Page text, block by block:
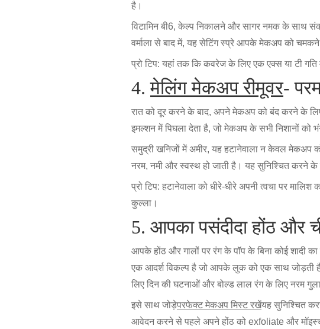
है।
विटामिन बी6, केल्प निकालने और सागर नमक के साथ
वर्माला से बाद में, यह सेटिंग स्प्रे आपके मेकअप को
प्रो टिप: यहां तक कि कवरेज के लिए एक एक्स या टी
4.मेलिंग मेकअप रीमूवर-
रात को दूर करने के बाद, अपने मेकअप को बंद करने के
इमल्शन में पिघला देता है, जो मेकअप के सभी निशानों को
समुद्री खनिजों में अमीर, यह हटानेवाला न केवल मेकअप
नरम, नमी और स्वस्थ हो जाती है। यह सुनिश्चित करने
प्रो टिप: हटानेवाला को धीरे-धीरे अपनी त्वचा पर
कुल्ला।
5. आपका पसंदीदा होंठ और
आपके होंठ और गालों पर रंग के पॉप के बिना कोई शादी
एक आदर्श विकल्प है जो आपके लुक को एक साथ जोड़ती
लिए दिन की घटनाओं और बोल्ड लाल रंग के लिए नरम
इसे साथ जोड़ेपरफेक्ट मेकअप मिस्ट रखेंयह सुनिश्चित
आवेदन करने से पहले अपने होंठ को exfoliate और